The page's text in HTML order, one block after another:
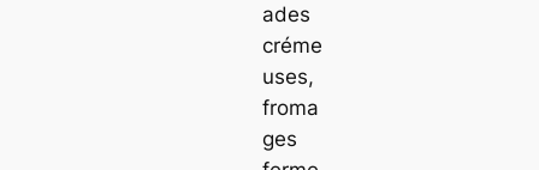
ades
créme
uses,
froma
ges